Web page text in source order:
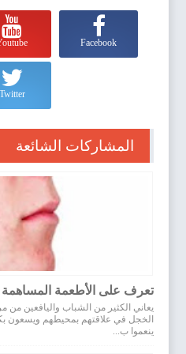
Facebook
Twitter
المشاركات الشائعة
تعرف على الأطعمة
يعاني الكثير من الشباب واليافعين
الخجل في علاقتهم بمحيطهم ويسعون
ينعموا ب...